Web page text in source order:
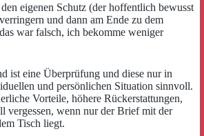
eigenen Schutz (der hoffentlich bewusst
und dann am Ende zu dem
war falsch, ich bekomme weniger
ist eine Überprüfung und diese nur in
und persönlichen Situation sinnvoll.
Vorteile, höhere Rückerstattungen,
vergessen, wenn nur der Brief mit der
Tisch liegt.